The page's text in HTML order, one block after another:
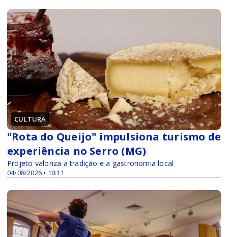
CULTURA
04/08/2026 • 10:11
"Rota do Queijo" impulsiona turismo de
experiência no Serro (MG)
Projeto valoriza a tradição e a gastronomia local